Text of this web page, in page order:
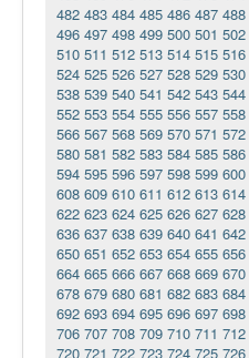
482 483 484 485 486 487 488
496 497 498 499 500 501 502
510 511 512 513 514 515 516
524 525 526 527 528 529 530
538 539 540 541 542 543 544
552 553 554 555 556 557 558
566 567 568 569 570 571 572
580 581 582 583 584 585 586
594 595 596 597 598 599 600
608 609 610 611 612 613 614
622 623 624 625 626 627 628
636 637 638 639 640 641 642
650 651 652 653 654 655 656
664 665 666 667 668 669 670
678 679 680 681 682 683 684
692 693 694 695 696 697 698
706 707 708 709 710 711 712
720 721 722 723 724 725 726